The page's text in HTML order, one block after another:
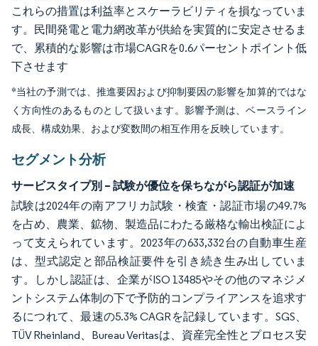
これらの措置は利益率とスケーラビリティを損なっていま
す。民間発電と電力網改革が供給を実質的に安定させるま
で、累積的な影響は市場CAGRを0.6パーセントポイント低
下させます
*当社の予測では、推進要因および抑制要因の影響を加算的ではな
く方向性のあるものとして扱います。影響予測は、ベースライン
成長、構成効果、および変数間の相互作用を反映しています。
セグメント分析
サービスタイプ別 – 試験が優位を保ちながら認証が加速
試験は2024年の南アフリカ試験・検査・認証市場の49.7%
を占め、農業、鉱物、製造品にわたる厳格な輸出検証によ
って支えられています。2023年の633,332台の自動車生産
は、型式認定と部品検証要件を引き続き生み出していま
す。しかし認証は、企業がISO 13485やその他のマネジメ
ントシステム体制の下で予防的コンプライアンスを追求す
るにつれて、最速の5.3% CAGRを記録しています。SGS、
TÜV Rheinland、Bureau Veritasは、資産完全性とプロセス安